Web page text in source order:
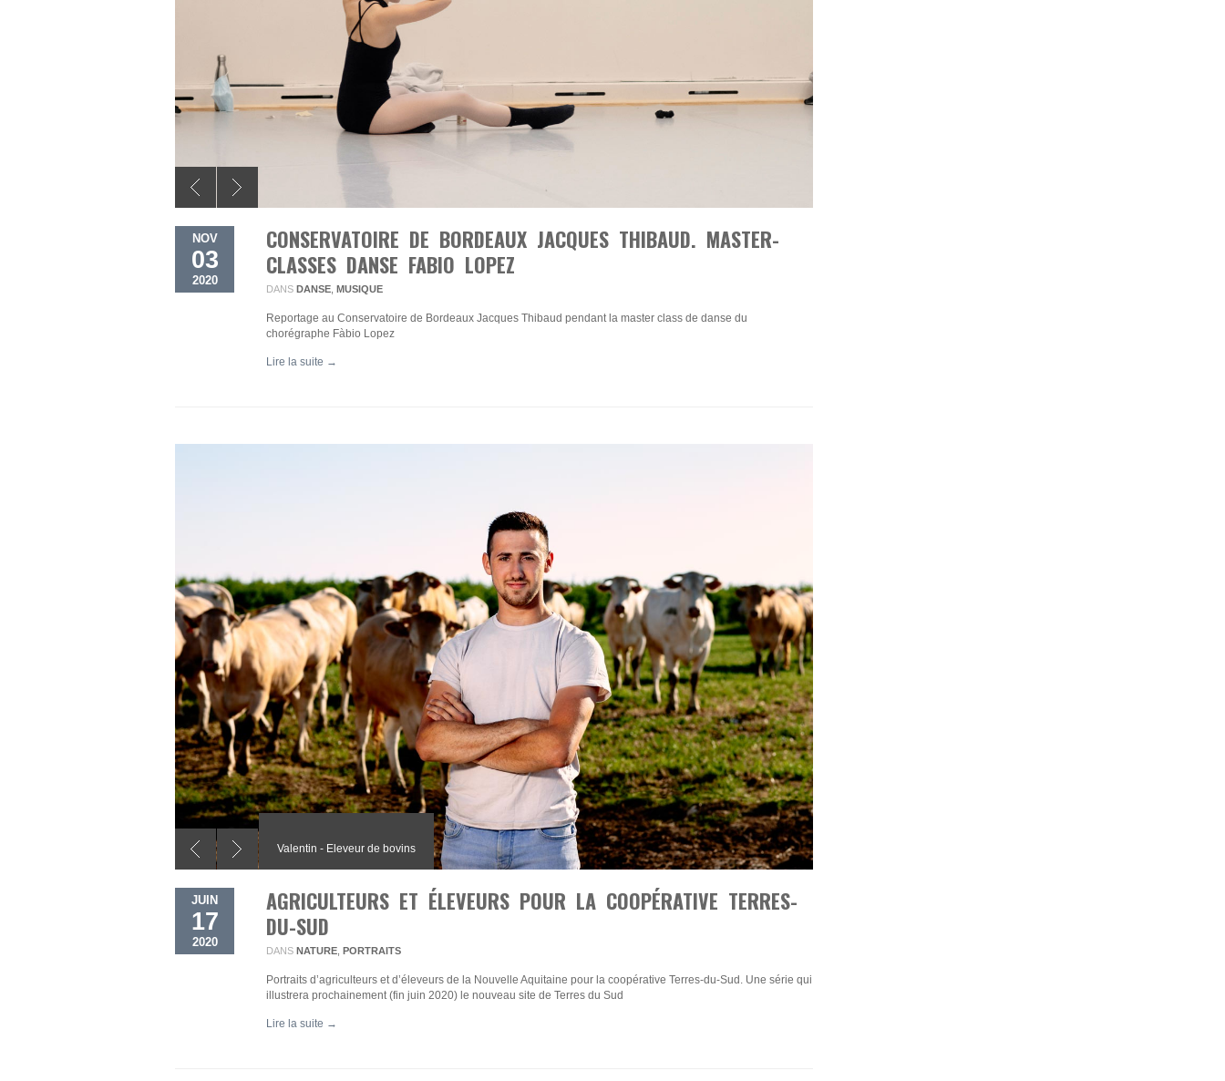
NOV
03
2020
CONSERVATOIRE DE BORDEAUX JACQUES THIBAUD. MASTER-
CLASSES DANSE FABIO LOPEZ
DANS DANSE MUSIQUE
Reportage au Conservatoire de Bordeaux Jacques Thibaud pendant la master class de danse du
chorégraphe Fàbio Lopez
Lire la suite →
Valentin - Eleveur de bovins
Fabienne - Viticultrice
JUIN
17
2020
AGRICULTEURS ET ÉLEVEURS POUR LA COOPÉRATIVE TERRES-
DU-SUD
DANS NATURE PORTRAITS
Portraits d’agriculteurs et d’éleveurs de la Nouvelle Aquitaine pour la coopérative Terres-du-Sud. Une série qui
illustrera prochainement (fin juin 2020) le nouveau site de Terres du Sud
Lire la suite →